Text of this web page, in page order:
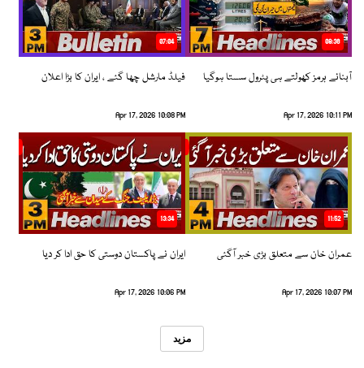
08:36
آبنائے ہرمز کھولتے ہی پٹرول سستا ہوگیا
Apr 17, 2026 10:11 PM
07:04
فیلڈ مارشل چھا گئے ، ایران کا بڑا اعلان
Apr 17, 2026 10:08 PM
11:52
عمران خان سے متعلق بڑی خبر آگئی
Apr 17, 2026 10:07 PM
13:34
ایران نے پاکستان دوستی کا حق ادا کر دیا
Apr 17, 2026 10:06 PM
مزید